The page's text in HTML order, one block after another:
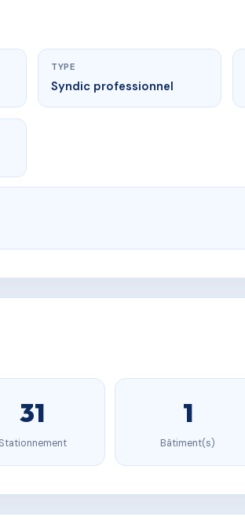
TYPE
Syndic professionnel
31
Stationnement
1
Bâtiment(s)